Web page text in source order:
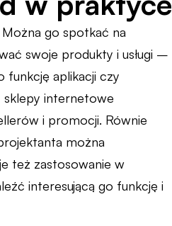
go spotkać na
swoje produkty i usługi –
funkcję aplikacji czy
sklepy internetowe
i promocji. Równie
można
też zastosowanie w
interesującą go funkcję i